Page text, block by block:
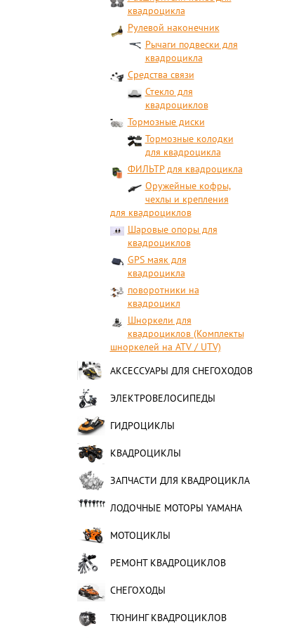
квадроцикла
Рулевой наконечник
Рычаги подвески для
квадроцикла
Средства связи
Стекло для
квадроциклов
Тормозные диски
Тормозные колодки
для квадроцикла
ФИЛЬТР для квадроцикла
Оружейные кофры,
чехлы и крепления
для квадроциклов
Шаровые опоры для
квадроциклов
GPS маяк для
квадроцикла
поворотники на
квадроцикл
Шноркели для
квадроциклов (Комплекты
шноркелей на ATV / UTV)
АКСЕССУАРЫ ДЛЯ СНЕГОХОДОВ
ЭЛЕКТРОВЕЛОСИПЕДЫ
ГИДРОЦИКЛЫ
КВАДРОЦИКЛЫ
ЗАПЧАСТИ ДЛЯ КВАДРОЦИКЛА
ЛОДОЧНЫЕ МОТОРЫ YAMAHA
МОТОЦИКЛЫ
РЕМОНТ КВАДРОЦИКЛОВ
СНЕГОХОДЫ
ТЮНИНГ КВАДРОЦИКЛОВ